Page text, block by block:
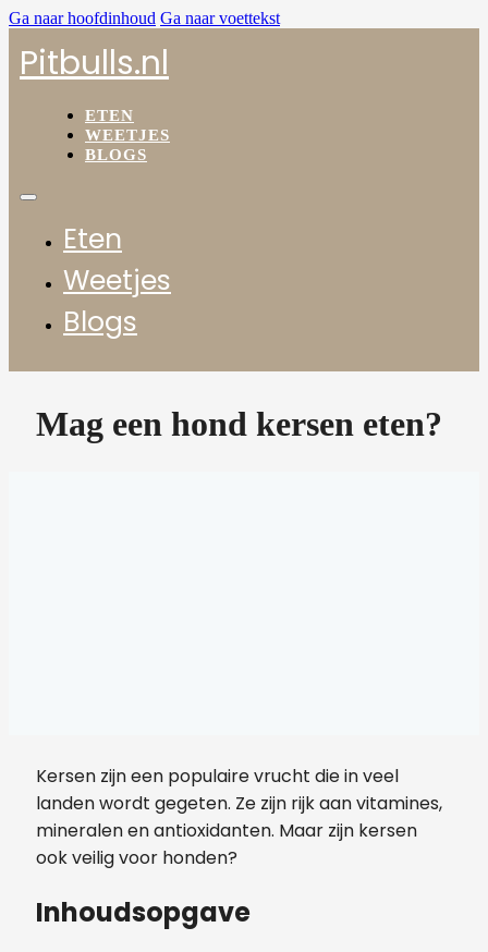
Ga naar hoofdinhoud Ga naar voettekst
Pitbulls.nl
ETEN
WEETJES
BLOGS
Eten
Weetjes
Blogs
Mag een hond kersen eten?
Kersen zijn een populaire vrucht die in veel
landen wordt gegeten. Ze zijn rijk aan vitamines,
mineralen en antioxidanten. Maar zijn kersen
ook veilig voor honden?
Inhoudsopgave